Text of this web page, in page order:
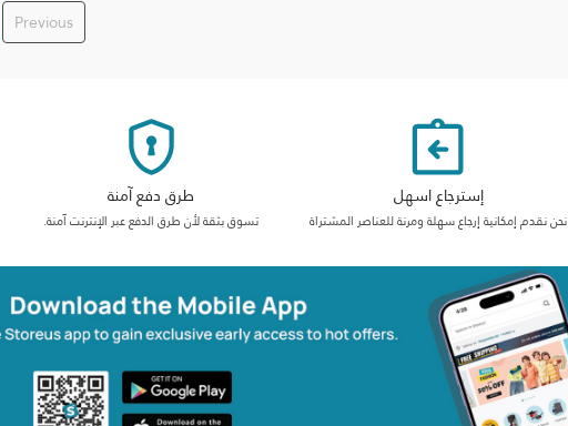
Previous
إسترجاع اسهل
نحن نقدم إمكانية إرجاع سهلة ومرنة للعناصر المشتراة
طرق دفع آمنة
تسوق بثقة لأن طرق الدفع عبر الإنترنت آمنة.